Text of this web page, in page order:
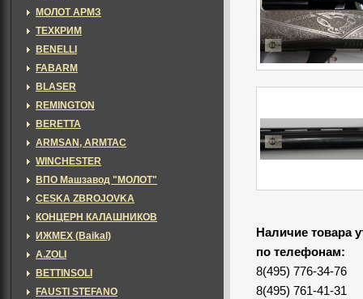
Наличие товара
по телефонам:
8(495) 776-34-76
8(495) 761-41-31
МОЛОТ АРМЗ
ТЕХКРИМ
BENELLI
FABARM
BLASER
REMINGTON
BERETTA
ARMSAN, ARMTAC
WINCHESTER
ВПО Машзавод "МОЛОТ"
CESKA ZBROJOVKA
КОНЦЕРН КАЛАШНИКОВ
ИЖМЕХ (Baikal)
A.ZOLI
BETTINSOLI
FAUSTI STEFANO